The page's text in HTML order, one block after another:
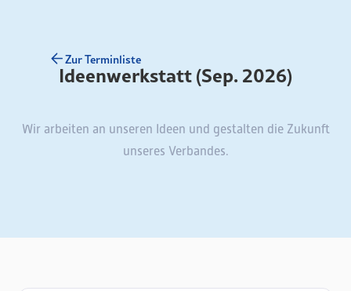
Zur Terminliste
Ideenwerkstatt (Sep. 2026)
Wir arbeiten an unseren Ideen und gestalten die Zukunft
unseres Verbandes.